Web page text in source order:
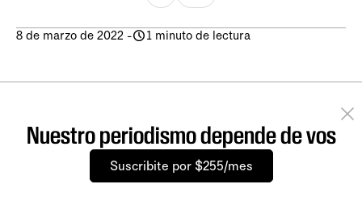
8 de marzo de 2022 - 1 minuto de lectura
Nuestro periodismo depende de vos
Suscribite por $255/mes